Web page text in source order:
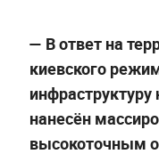
— В ответ на
киевского
инфраструктуру
нанесён
высокоточным